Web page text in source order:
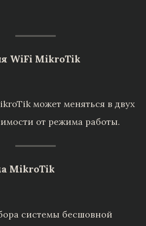
WiFi MikroTik
может меняться в двух
от режима работы.
MikroTik
системы бесшовной